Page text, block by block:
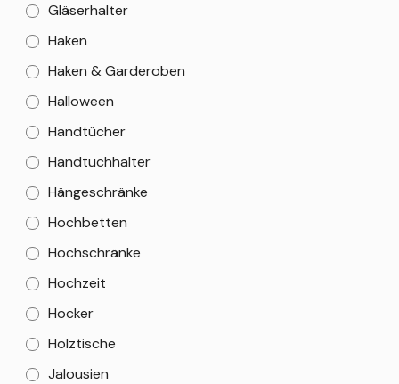
Gläserhalter
Haken
Haken & Garderoben
Halloween
Handtücher
Handtuchhalter
Hängeschränke
Hochbetten
Hochschränke
Hochzeit
Hocker
Holztische
Jalousien